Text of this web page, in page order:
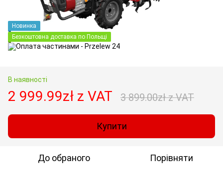
Новинка
Безкоштовна доставка по Польщі
В наявності
2 999.99zł z VAT 3 899.00zł z VAT
Купити
До обраного Порівняти